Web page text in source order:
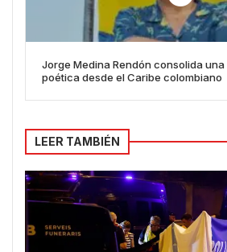
Jorge Medina Rendón consolida
poética desde el Caribe colombiano
LEER TAMBIÉN